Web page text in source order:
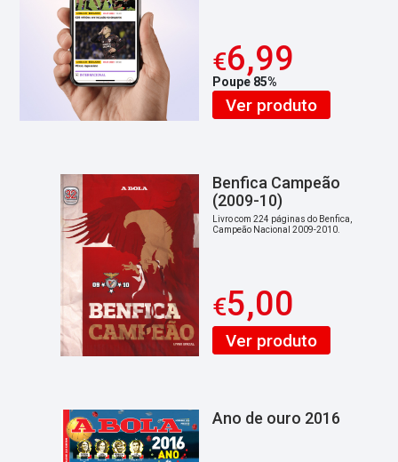
€6,99
Poupe 85%
Ver produto
Benfica Campeão
(2009-10)
Livro com 224 páginas do Benfica,
Campeão Nacional 2009-2010.
€5,00
Ver produto
Ano de ouro 2016